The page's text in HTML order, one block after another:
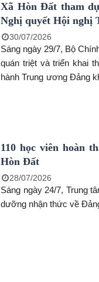
Xã Hòn Đất tham
Nghị quyết Hội nghị
30/07/2026
Sáng ngày 29/7, Bộ
quán triệt và triển khai
hành Trung ương Đảng
110 học viên hoàn
Hòn Đất
28/07/2026
Sáng ngày 24/7, Trung
dưỡng nhận thức về